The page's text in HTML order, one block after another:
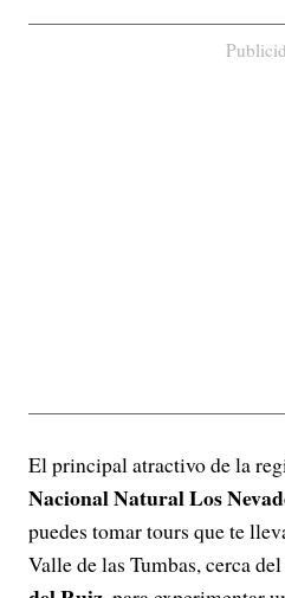
El principal atractivo de la
Nacional Natural Los
puedes tomar tours que te
Valle de las Tumbas, cerca